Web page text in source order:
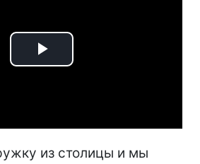
Play
из столицы и мы